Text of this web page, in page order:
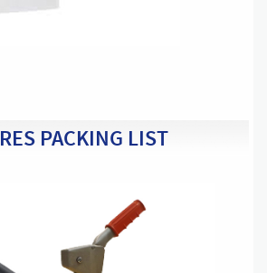
PACKING LIST